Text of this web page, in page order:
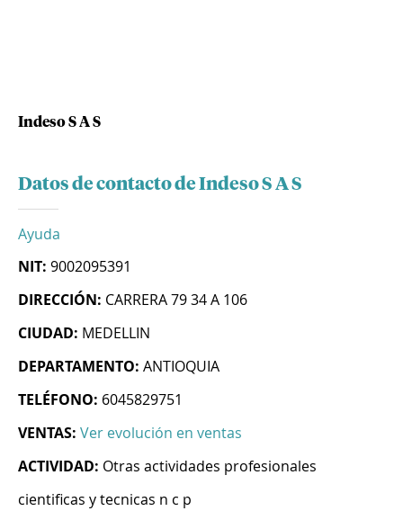
Indeso S A S
Datos de contacto de Indeso S A S
Ayuda
NIT: 9002095391
DIRECCIÓN: CARRERA 79 34 A 106
CIUDAD: MEDELLIN
DEPARTAMENTO: ANTIOQUIA
TELÉFONO: 6045829751
VENTAS: Ver evolución en ventas
ACTIVIDAD: Otras actividades profesionales
cientificas y tecnicas n c p